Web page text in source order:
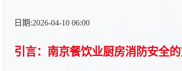
日期:2026-04-10 06:00
引言：南京餐饮业厨房消防安全